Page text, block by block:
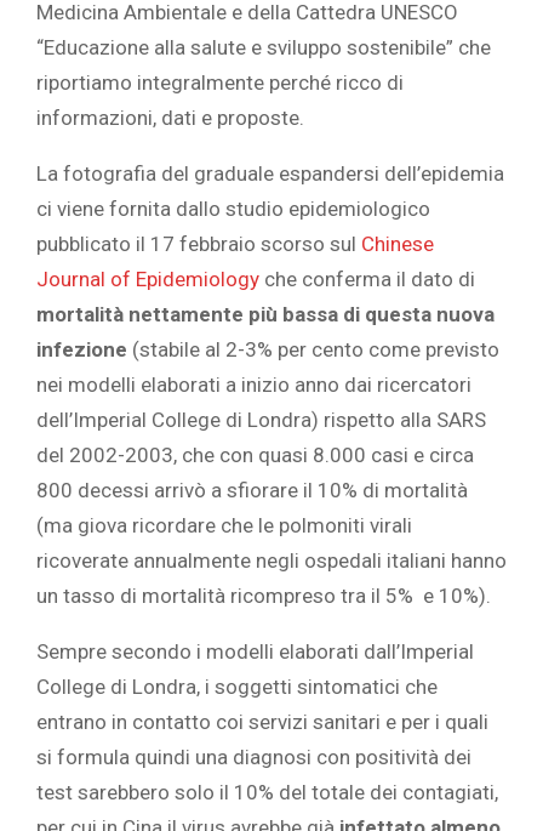
Medicina Ambientale e della Cattedra UNESCO
“Educazione alla salute e sviluppo sostenibile” che
riportiamo integralmente perché ricco di
informazioni, dati e proposte.
La fotografia del graduale espandersi dell’epidemia
ci viene fornita dallo studio epidemiologico
pubblicato il 17 febbraio scorso sul Chinese
Journal of Epidemiology che conferma il dato di
mortalità nettamente più bassa di questa nuova
infezione (stabile al 2-3% per cento come previsto
nei modelli elaborati a inizio anno dai ricercatori
dell’Imperial College di Londra) rispetto alla SARS
del 2002-2003, che con quasi 8.000 casi e circa
800 decessi arrivò a sfiorare il 10% di mortalità
(ma giova ricordare che le polmoniti virali
ricoverate annualmente negli ospedali italiani hanno
un tasso di mortalità ricompreso tra il 5% e 10%).
Sempre secondo i modelli elaborati dall’Imperial
College di Londra, i soggetti sintomatici che
entrano in contatto coi servizi sanitari e per i quali
si formula quindi una diagnosi con positività dei
test sarebbero solo il 10% del totale dei contagiati,